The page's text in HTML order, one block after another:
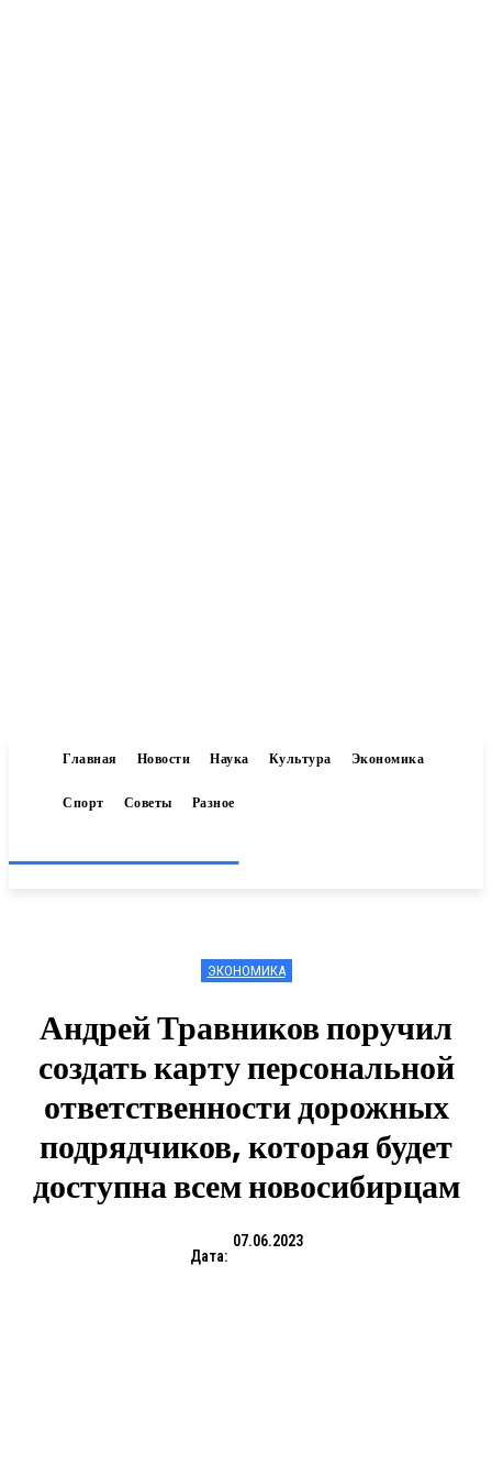
Главная Новости Наука Культура Экономика
Спорт Советы Разное
ЭКОНОМИКА
Андрей Травников поручил
создать карту персональной
ответственности дорожных
подрядчиков, которая будет
доступна всем новосибирцам
Дата:
07.06.2023